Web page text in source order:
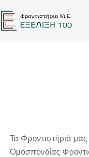
Τα Φροντιστήριά
Ομοσπονδίας